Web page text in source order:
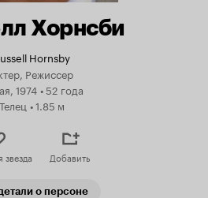
Хорнсби
Hornsby
Режиссер
1974•52 года
Телец •1.85 м
Добавить
о персоне